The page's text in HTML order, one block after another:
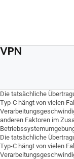
VPN
Die tatsächliche
Typ-C hängt von vielen
anderen Faktoren im
Die tatsächliche
Typ-C hängt von vielen